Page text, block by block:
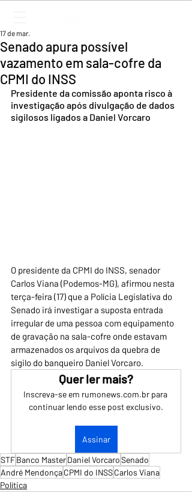
Senado apura possível
vazamento em sala-cofre da
CPMI do INSS
17 de mar.
Presidente da comissão aponta risco à
investigação após divulgação de dados
sigilosos ligados a Daniel Vorcaro
O presidente da CPMI do INSS, senador
Carlos Viana (Podemos-MG), afirmou nesta
terça-feira (17) que a Polícia Legislativa do
Senado irá investigar a suposta entrada
irregular de uma pessoa com equipamento
de gravação na sala-cofre onde estavam
armazenados os arquivos da quebra de
sigilo do banqueiro Daniel Vorcaro.
Quer ler mais?
Inscreva-se em rumonews.com.br para
continuar lendo esse post exclusivo.
Assinar
STFBanco MasterDaniel VorcaroSenado
André MendonçaCPMI do INSSCarlos Viana
Política